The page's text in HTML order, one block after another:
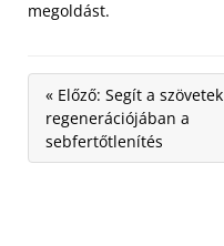
megoldást.
« Előző: Segít a szövetek
regenerációjában a
sebfertőtlenítés